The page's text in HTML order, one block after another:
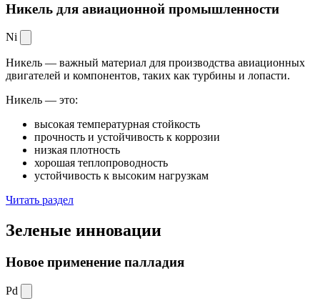
Никель для авиационной промышленности
Ni
Никель — важный материал для производства авиационных
двигателей и компонентов, таких как турбины и лопасти.
Никель — это:
высокая температурная стойкость
прочность и устойчивость к коррозии
низкая плотность
хорошая теплопроводность
устойчивость к высоким нагрузкам
Читать раздел
Зеленые инновации
Новое применение палладия
Pd